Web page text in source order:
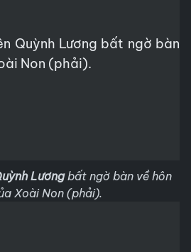
Lươngbất ngờ bàn về hôn
Xoài Non (phải).